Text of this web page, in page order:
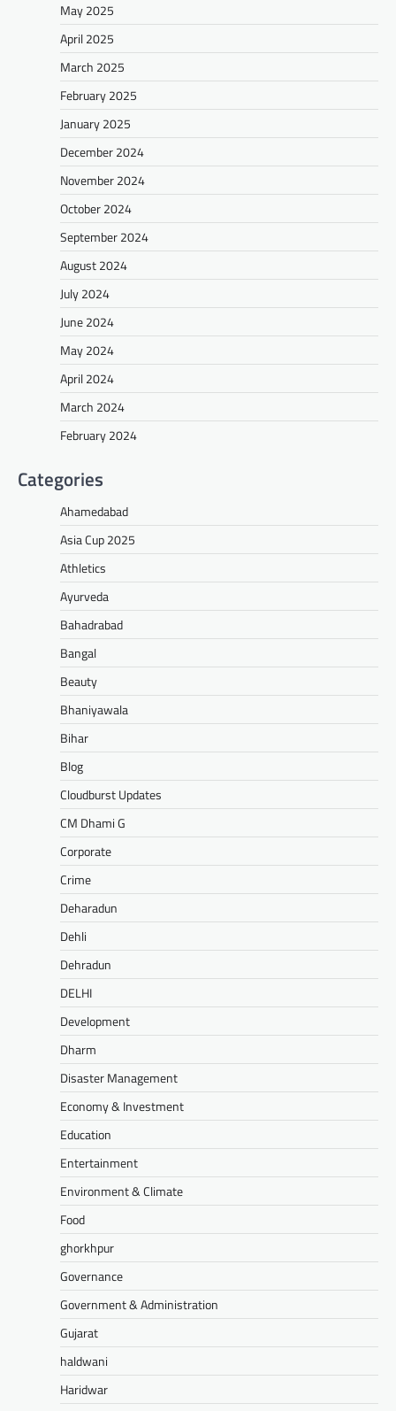
May 2025
April 2025
March 2025
February 2025
January 2025
December 2024
November 2024
October 2024
September 2024
August 2024
July 2024
June 2024
May 2024
April 2024
March 2024
February 2024
Categories
Ahamedabad
Asia Cup 2025
Athletics
Ayurveda
Bahadrabad
Bangal
Beauty
Bhaniyawala
Bihar
Blog
Cloudburst Updates
CM Dhami G
Corporate
Crime
Deharadun
Dehli
Dehradun
DELHI
Development
Dharm
Disaster Management
Economy & Investment
Education
Entertainment
Environment & Climate
Food
ghorkhpur
Governance
Government & Administration
Gujarat
haldwani
Haridwar